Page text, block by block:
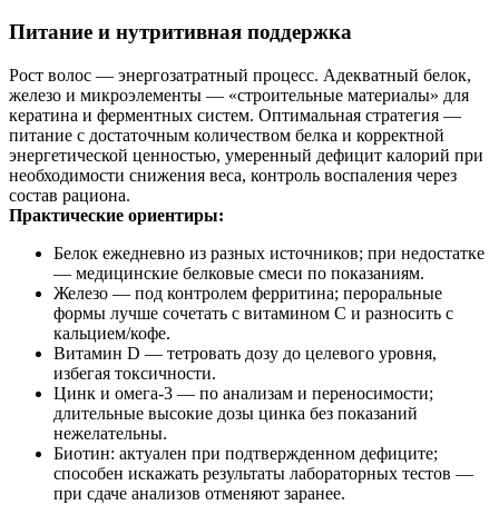
Питание и нутритивная поддержка
Рост волос — энергозатратный процесс. Адекватный белок,
железо и микроэлементы — «строительные материалы» для
кератина и ферментных систем. Оптимальная стратегия —
питание с достаточным количеством белка и корректной
энергетической ценностью, умеренный дефицит калорий при
необходимости снижения веса, контроль воспаления через
состав рациона.
Практические ориентиры:
Белок ежедневно из разных источников; при недостатке
— медицинские белковые смеси по показаниям.
Железо — под контролем ферритина; пероральные
формы лучше сочетать с витамином С и разносить с
кальцием/кофе.
Витамин D — тетровать дозу до целевого уровня,
избегая токсичности.
Цинк и омега-3 — по анализам и переносимости;
длительные высокие дозы цинка без показаний
нежелательны.
Биотин: актуален при подтвержденном дефиците;
способен искажать результаты лабораторных тестов —
при сдаче анализов отменяют заранее.